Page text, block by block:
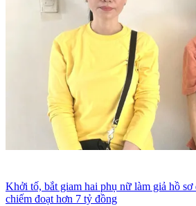
Khởi tố, bắt giam hai phụ nữ làm giả hồ sơ
chiếm đoạt hơn 7 tỷ đồng